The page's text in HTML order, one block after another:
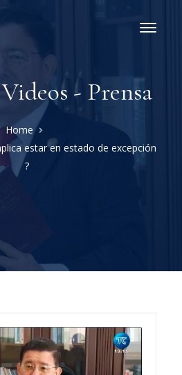
- Prensa
Home
estar en estado de excepción
?